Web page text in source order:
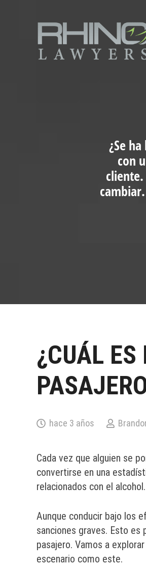
¿Se
con
¿CUÁL
hace 3 años
Cada vez que alguien se
convertirse en una
relacionados con el
Aunque conducir bajo los
sanciones graves. Esto
pasajero. Vamos a
escenario como este.